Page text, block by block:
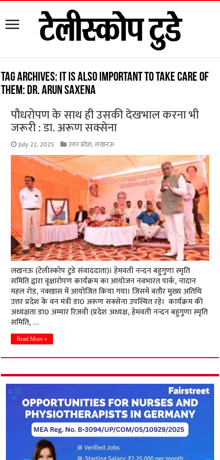
Tag Archives: it is also important to take care of
them: Dr. Arun Saxena
पौधरोपण के साथ ही उसकी देखभाल करना भी
जरूरी : डा. अरूण सक्सेना
July 22, 2025 उत्तर प्रदेश,लखनऊ
लखनऊ (टेलीस्कोप टुडे संवाददाता)। हेमवती नन्दन बहुगुणा स्मृति
समिति द्वारा वृक्षारोपण कार्यक्रम का आयोजन नवभारत पार्क, नादान
महल रोड, नक्खास में आयोजित किया गया। जिसमें बतौर मुख्य अतिथि
उत्तर प्रदेश के वन मंत्री डा0 अरूण सक्सेना उपस्थित रहे। कार्यक्रम की
अध्यक्षता डा0 अम्मार रिज़वी (प्रदेश अध्यक्ष, हेमवती नन्दन बहुगुणा स्मृति
समिति, …
Read More »